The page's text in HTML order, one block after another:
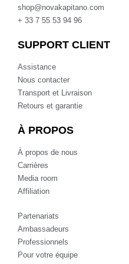
shop@novakapitano.com
+ 33 7 55 53 94 96
SUPPORT CLIENT
Assistance
Nous contacter
Transport et Livraison
Retours et garantie
À PROPOS
À propos de nous
Carrières
Media room
Affiliation
Partenariats
Ambassadeurs
Professionnels
Pour votre équipe